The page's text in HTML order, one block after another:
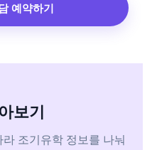
예약하기
보기
조기유학 정보를 나눠